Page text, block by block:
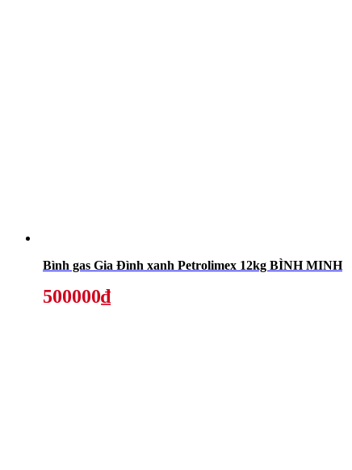
Bình gas Gia Đình xanh Petrolimex 12kg BÌNH MINH
500000₫